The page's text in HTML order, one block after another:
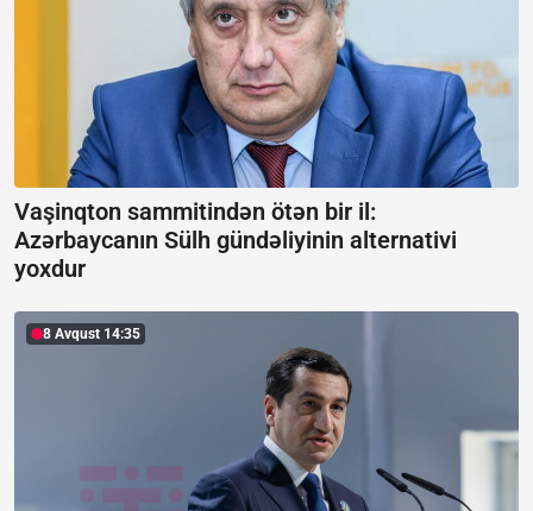
Vaşinqton sammitindən ötən bir il:
Azərbaycanın Sülh gündəliyinin alternativi
yoxdur
8 Avqust 14:35